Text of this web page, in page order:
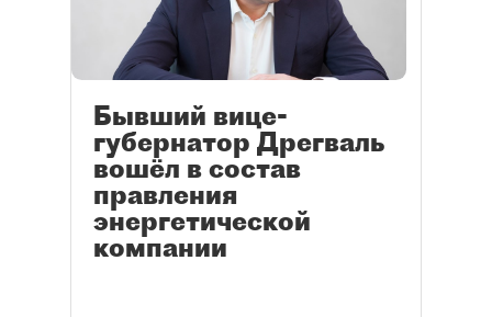
Бывший вице-
губернатор Дрегваль
вошёл в состав
правления
энергетической
компании